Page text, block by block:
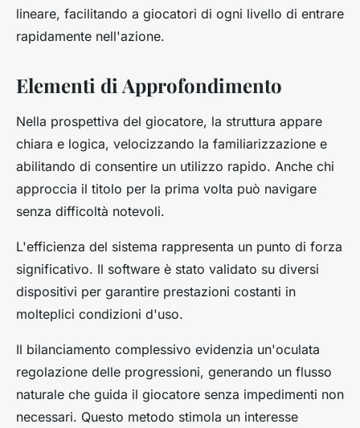
lineare, facilitando a giocatori di ogni livello di entrare
rapidamente nell'azione.
Elementi di Approfondimento
Nella prospettiva del giocatore, la struttura appare
chiara e logica, velocizzando la familiarizzazione e
abilitando di consentire un utilizzo rapido. Anche chi
approccia il titolo per la prima volta può navigare
senza difficoltà notevoli.
L'efficienza del sistema rappresenta un punto di forza
significativo. Il software è stato validato su diversi
dispositivi per garantire prestazioni costanti in
molteplici condizioni d'uso.
Il bilanciamento complessivo evidenzia un'oculata
regolazione delle progressioni, generando un flusso
naturale che guida il giocatore senza impedimenti non
necessari. Questo metodo stimola un interesse